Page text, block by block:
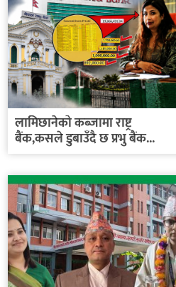
लामिछानेको कब्जामा राष्ट्र
बैंक,कसले डुबाउँदै छ प्रभु बैंक...